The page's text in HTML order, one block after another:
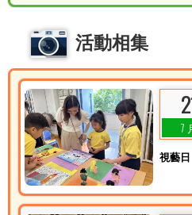
14/07/2026
2026粵港澳大灣區第五屆暨第二
(香港站)獲獎消息
14/07/2026
「華夏盃」全國數學奧林匹克邀請賽
14/07/2026
2025-2026 第十九屆全港小學數學
活動相集
7
視藝日